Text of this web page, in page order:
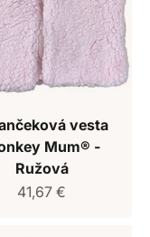
vesta
Mum® -
Ružová
Predajná cena
41,67 €